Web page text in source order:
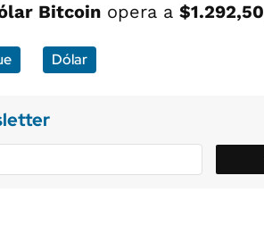
Bitcoin opera a $1.292,50
Dólar